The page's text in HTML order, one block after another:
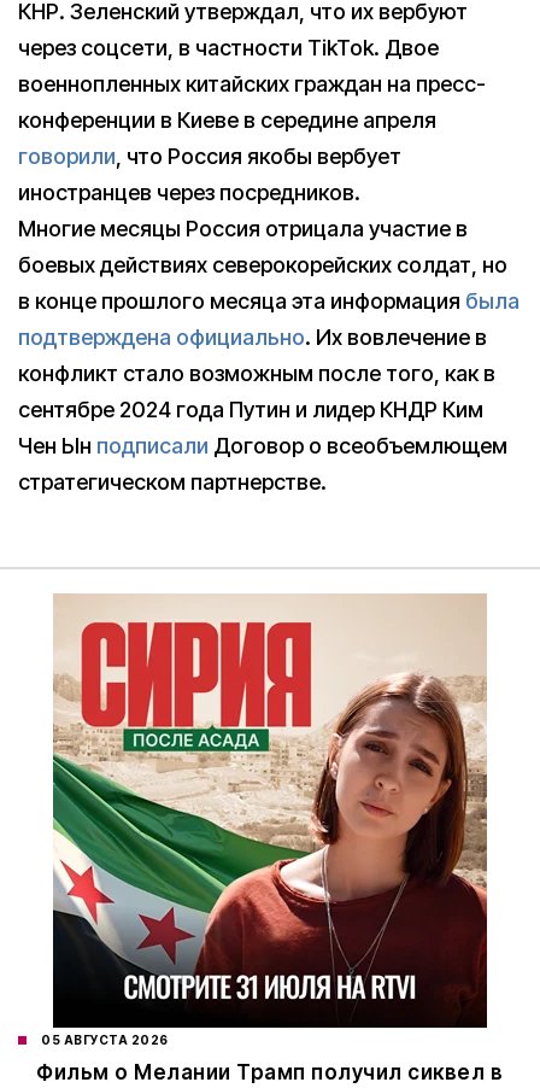
КНР. Зеленский утверждал, что их вербуют
через соцсети, в частности TikTok. Двое
военнопленных китайских граждан на пресс-
конференции в Киеве в середине апреля
говорили, что Россия якобы вербует
иностранцев через посредников.
Многие месяцы Россия отрицала участие в
боевых действиях северокорейских солдат, но
в конце прошлого месяца эта информация была
подтверждена официально. Их вовлечение в
конфликт стало возможным после того, как в
сентябре 2024 года Путин и лидер КНДР Ким
Чен Ын подписали Договор о всеобъемлющем
стратегическом партнерстве.
05 АВГУСТА 2026
Фильм о Мелании Трамп получил сиквел в